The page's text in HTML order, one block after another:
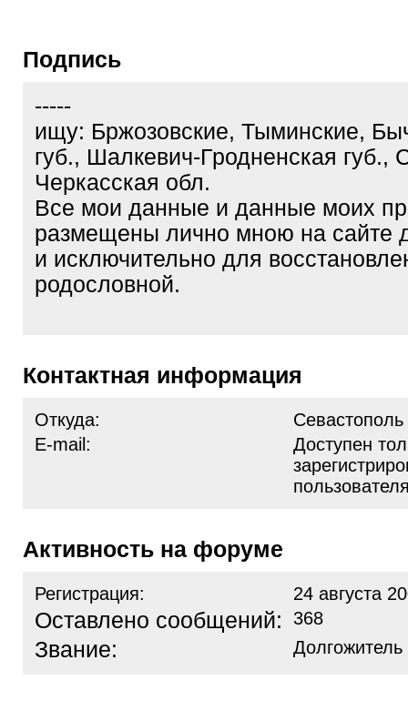
Подпись
-----
ищу: Бржозовские, Тыминские,
губ., Шалкевич-Гродненская губ.,
Черкасская обл.
Все мои данные и данные моих
размещены лично мною на сайте
и исключительно для
родословной.
Контактная информация
Откуда:
Севастополь
E-mail:
Доступен
Активность на форуме
Регистрация: 24 августа
Оставлено сообщений: 368
Звание: